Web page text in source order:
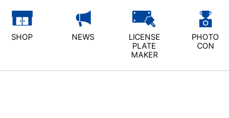
SHOP NEWS
LICENSE
PLATE
MAKER
PHOTO
CON